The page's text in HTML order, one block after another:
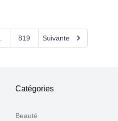
819 Suivante
Catégories
Beauté